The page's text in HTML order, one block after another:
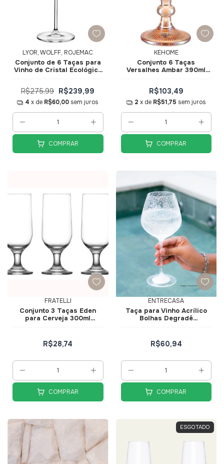
LYOR, WOLFF, ROJEMAC
Conjunto de 6 Taças para
Vinho de Cristal Ecológico
R$275,99 R$239,99
4 x de R$60,00 sem juros
COMPRAR
KEHOME
Conjunto 6 Taças
Versalhes Ambar 390ml
R$103,49
2 x de R$51,75 sem juros
COMPRAR
FRATELLI
Conjunto 3 Taças Eden
para Cerveja 300ml
R$28,74
COMPRAR
ENTRECASA
Taça para Vinho Acrílico
Bolhas Degradê
R$60,94
COMPRAR
ESGOTADO